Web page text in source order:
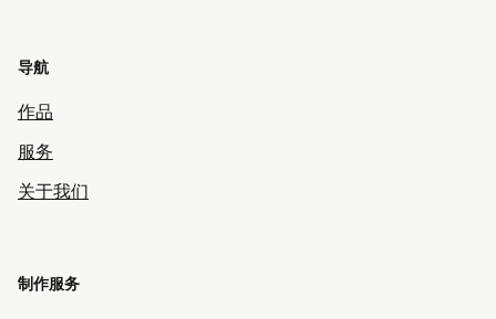
导航
作品
服务
关于我们
制作服务